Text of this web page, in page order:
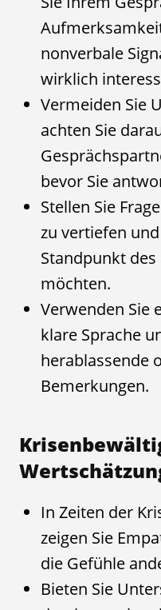
nonverbale
wirklich
Vermeiden Sie
achten Sie
bevor Sie
Stellen Sie
zu vertiefen und
Standpunkt
möchten.
Verwenden Sie
klare Sprache
herablassende
Bemerkungen.
In Zeiten der
zeigen Sie
die Gefühle
Bieten Sie